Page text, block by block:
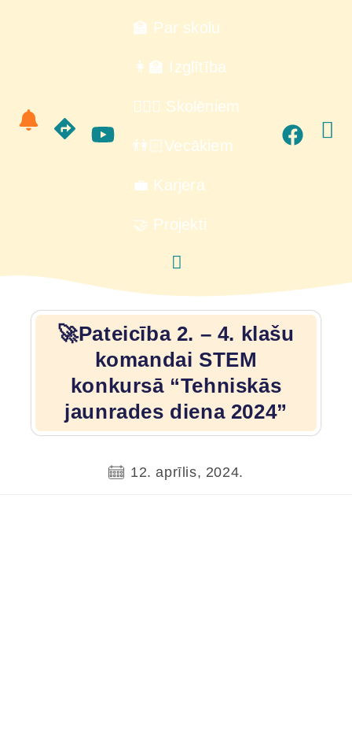
🏫 Par skolu
👩‍🏫 Izglītība
🙋🏻‍♂️ Skolēniem
👫🏻Vecākiem
💼 Karjera
🤝 Projekti
🚀Pateicība 2. – 4. klašu
komandai STEM
konkursā “Tehniskās
jaunrades diena 2024”
12. aprīlis, 2024.